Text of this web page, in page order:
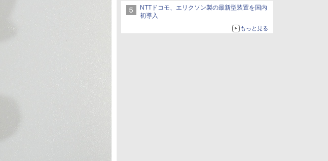
NTTドコモ、エリクソン製の最新型装置を国内
初導入
もっと見る